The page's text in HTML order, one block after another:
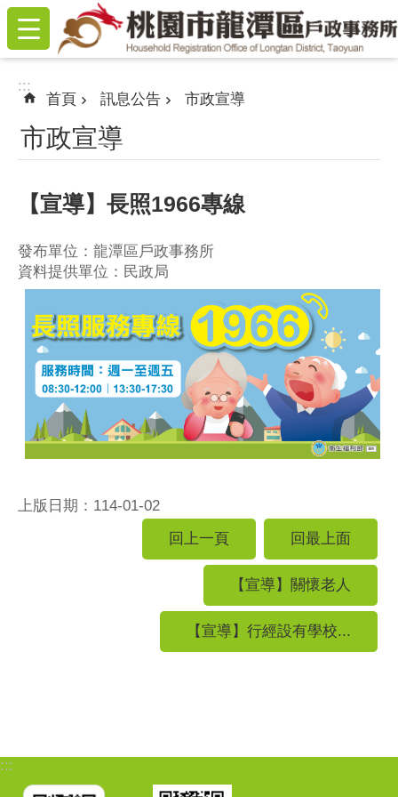
跳到主要內容區塊
:::
:::
首頁 訊息公告 市政宣導
市政宣導
【宣導】長照1966專線
發布單位：龍潭區戶政事務所
資料提供單位：民政局
上版日期：114-01-02
回上一頁
回最上面
【宣導】關懷老人
【宣導】行經設有學校...
:::